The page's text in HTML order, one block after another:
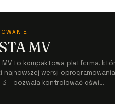
MV
MV to kompaktowa platforma,
najnowszej wersji
3 - pozwala kontrolować oświ...